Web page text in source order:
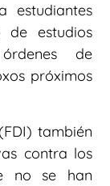
estudiantes
de estudios
de
próximos
también
contra los
no se han